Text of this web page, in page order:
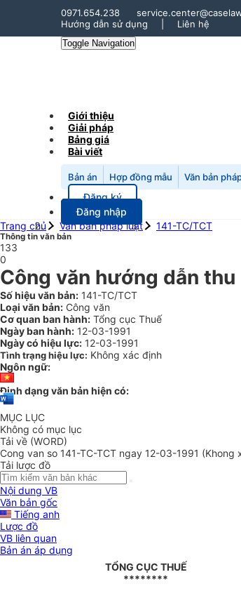
0971.654.238
Hướng dẫn sử dụng
Liên hệ
Toggle Navigation
Giới thiệu
Giải pháp
Bảng giá
Bài viết
Bản án Hợp đồng mẫu Văn bản
Đăng ký
Đăng nhập
Trang chủ
Văn bản pháp luật 141-TC/TCT
Thông tin văn bản
133
0
Công văn hướng dẫn
Số hiệu văn bản: 141-TC/TCT
Loại văn bản: Công văn
Cơ quan ban hành: Tổng cục Thuế
Ngày ban hành: 12-03-1991
Ngày có hiệu lực: 12-03-1991
Tình trạng hiệu lực: Không xác định
Ngôn ngữ:
Định dạng văn bản hiện có:
MỤC LỤC
Không có mục lục
Tải về (WORD)
Cong van so 141-TC-TCT ngay 12-03-1991 (Khong
Tải lược đồ
Nội dung VB
Văn bản gốc
Tiếng anh
Lược đồ
VB liên quan
Bản án áp dụng
TỔNG CỤC THUẾ
********